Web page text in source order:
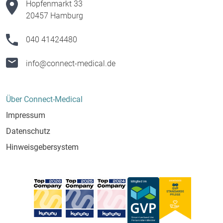
Hopfenmarkt 33
20457 Hamburg
040 41424480
info@connect-medical.de
Über Connect-Medical
Impressum
Datenschutz
Hinweisgebersystem